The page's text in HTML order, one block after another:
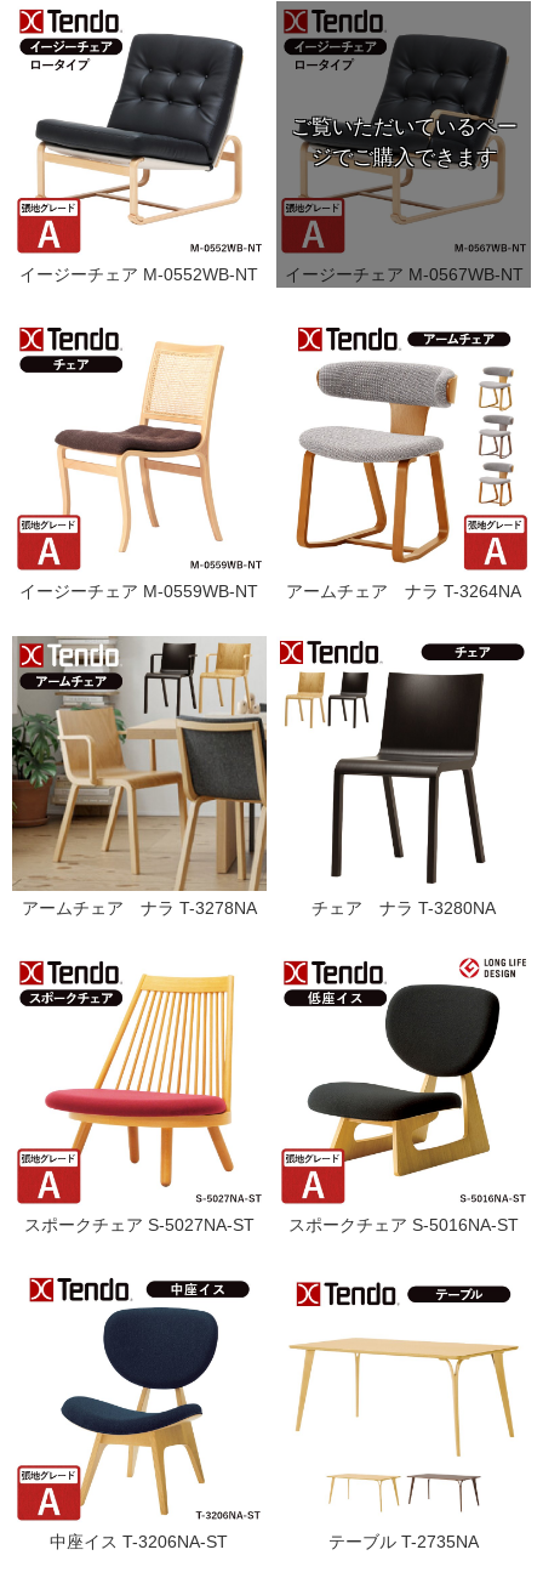
イージーチェア M-0552WB-NT イージーチェア M-0567WB-NT
イージーチェア M-0559WB-NT アームチェア ナラ T-3264NA
アームチェア ナラ T-3278NA チェア ナラ T-3280NA
スポークチェア S-5027NA-ST スポークチェア S-5016NA-ST
中座イス T-3206NA-ST テーブル T-2735NA